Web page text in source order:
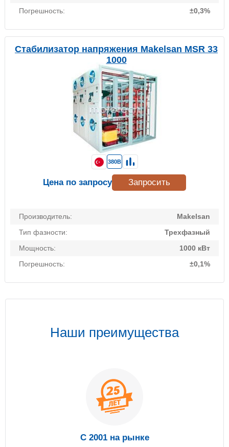
Погрешность:
±0,3%
Стабилизатор напряжения Makelsan MSR 33
1000
Производитель:
Makelsan
Тип фазности:
Трехфазный
Мощность:
1000 кВт
Погрешность:
±0,1%
380В
Цена по запросу Запросить
Наши преимущества
С 2001 на рынке